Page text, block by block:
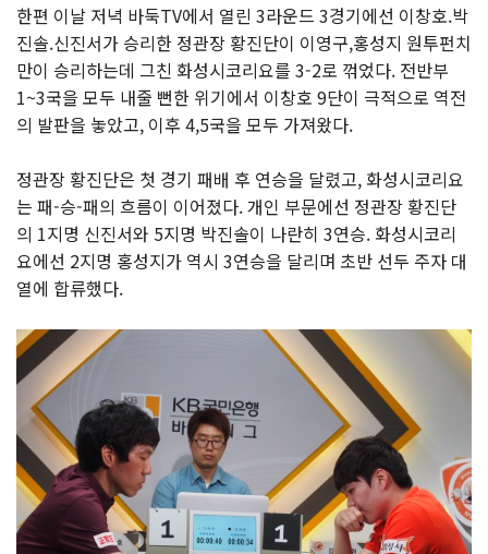
한편 이날 저녁 바둑TV에서 열린 3라운드 3경기에선 이창호.박
진솔.신진서가 승리한 정관장 황진단이 이영구,홍성지 원투펀치
만이 승리하는데 그친 화성시코리요를 3-2로 꺾었다. 전반부
1~3국을 모두 내줄 뻔한 위기에서 이창호 9단이 극적으로 역전
의 발판을 놓았고, 이후 4,5국을 모두 가져왔다.
정관장 황진단은 첫 경기 패배 후 연승을 달렸고, 화성시코리요
는 패-승-패의 흐름이 이어졌다. 개인 부문에선 정관장 황진단
의 1지명 신진서와 5지명 박진솔이 나란히 3연승. 화성시코리
요에선 2지명 홍성지가 역시 3연승을 달리며 초반 선두 주자 대
열에 합류했다.